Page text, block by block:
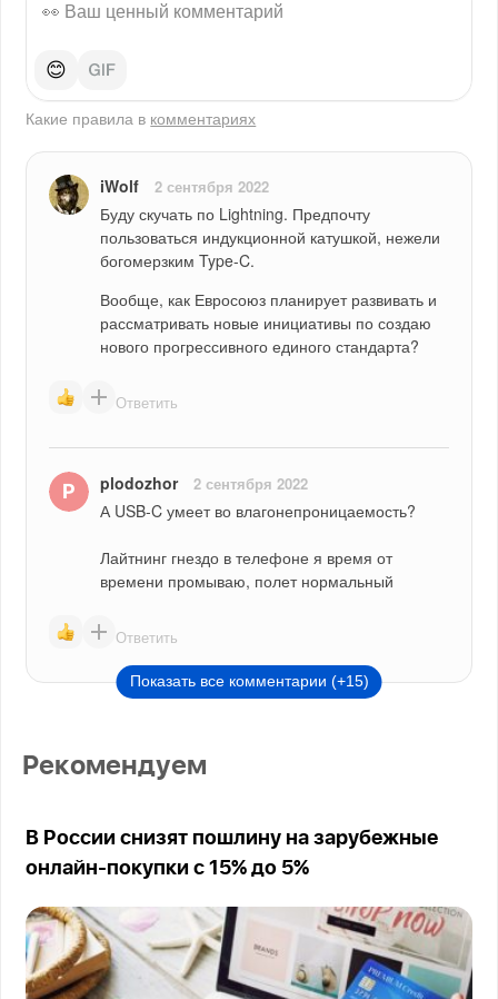
😊
Какие правила в комментариях
iWolf 2 сентября 2022
Буду скучать по Lightning. Предпочту
пользоваться индукционной катушкой, нежели
богомерзким Type-C.
Вообще, как Евросоюз планирует развивать и
рассматривать новые инициативы по создаю
нового прогрессивного единого стандарта?
Ответить
plodozhor 2 сентября 2022
А USB-C умеет во влагонепроницаемость?
Лайтнинг гнездо в телефоне я время от
времени промываю, полет нормальный
Ответить
Показать все комментарии (+15)
Рекомендуем
В России снизят пошлину на зарубежные
онлайн-покупки с 15% до 5%